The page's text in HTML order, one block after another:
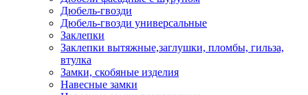
Дюбель-гвозди
Дюбель-гвозди универсальные
Заклепки
Заклепки вытяжные,заглушки, пломбы, гильза,
втулка
Замки, скобяные изделия
Навесные замки